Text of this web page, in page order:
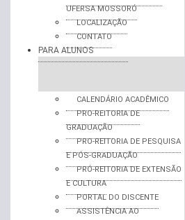
UFERSA MOSSORÓ
LOCALIZAÇÃO
CONTATO
PARA ALUNOS
CALENDÁRIO ACADÊMICO
PRO-REITORIA DE
GRADUAÇÃO
PRO-REITORIA DE PESQUISA
E PÓS-GRADUAÇÃO
PRÓ-REITORIA DE EXTENSÃO
E CULTURA
PORTAL DO DISCENTE
ASSISTÊNCIA AO